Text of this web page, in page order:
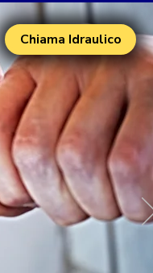
Chiama Idraulico